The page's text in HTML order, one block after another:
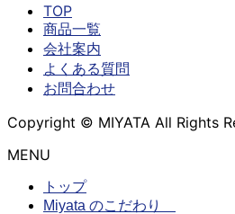
TOP
商品一覧
会社案内
よくある質問
お問合わせ
Copyright © MIYATA All Rights
MENU
トップ
Miyata のこだわり